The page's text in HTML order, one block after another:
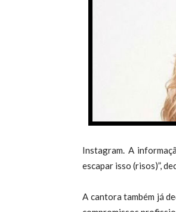
Instagram. A
escapar isso (risos)”,
A cantora também já